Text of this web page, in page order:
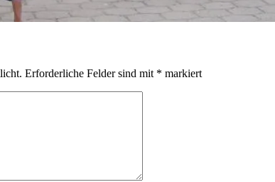
Erforderliche Felder sind mit * markiert